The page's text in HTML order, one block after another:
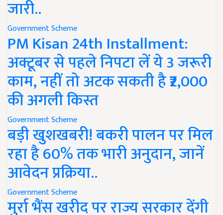
जारी..
Government Scheme
PM Kisan 24th Installment:
अक्टूबर से पहले निपटा लें ये 3 जरूरी
काम, नहीं तो अटक सकती है ₹2,000
की अगली किस्त
Government Scheme
बड़ी खुशखबरी! बकरी पालन पर मिल
रहा है 60% तक भारी अनुदान, जानें
आवेदन प्रक्रिया..
Government Scheme
मुर्रा भैंस खरीद पर राज्य सरकार देंगी